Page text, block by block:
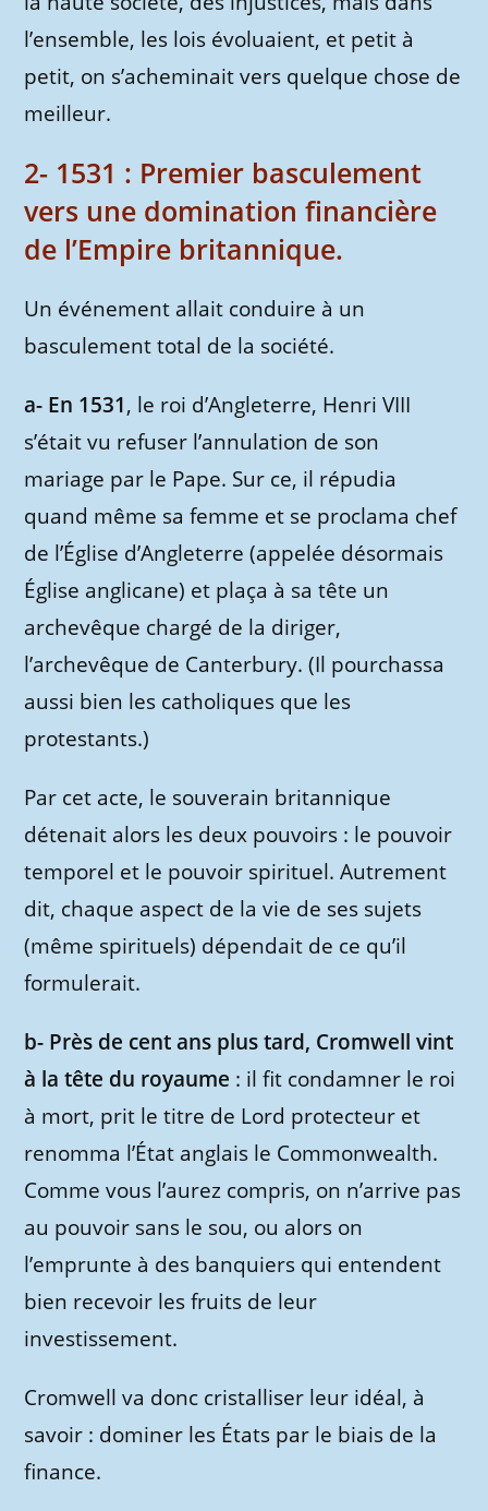
l’ensemble, les lois évoluaient, et petit à
petit, on s’acheminait vers quelque chose de
meilleur.
2- 1531 : Premier basculement
vers une domination financière
de l’Empire britannique.
Un événement allait conduire à un
basculement total de la société.
a- En 1531, le roi d’Angleterre, Henri VIII
s’était vu refuser l’annulation de son
mariage par le Pape. Sur ce, il répudia
quand même sa femme et se proclama chef
de l’Église d’Angleterre (appelée désormais
Église anglicane) et plaça à sa tête un
archevêque chargé de la diriger,
l’archevêque de Canterbury. (Il pourchassa
aussi bien les catholiques que les
protestants.)
Par cet acte, le souverain britannique
détenait alors les deux pouvoirs : le pouvoir
temporel et le pouvoir spirituel. Autrement
dit, chaque aspect de la vie de ses sujets
(même spirituels) dépendait de ce qu’il
formulerait.
b- Près de cent ans plus tard, Cromwell vint
à la tête du royaume : il fit condamner le roi
à mort, prit le titre de Lord protecteur et
renomma l’État anglais le Commonwealth.
Comme vous l’aurez compris, on n’arrive pas
au pouvoir sans le sou, ou alors on
l’emprunte à des banquiers qui entendent
bien recevoir les fruits de leur
investissement.
Cromwell va donc cristalliser leur idéal, à
savoir : dominer les États par le biais de la
finance.